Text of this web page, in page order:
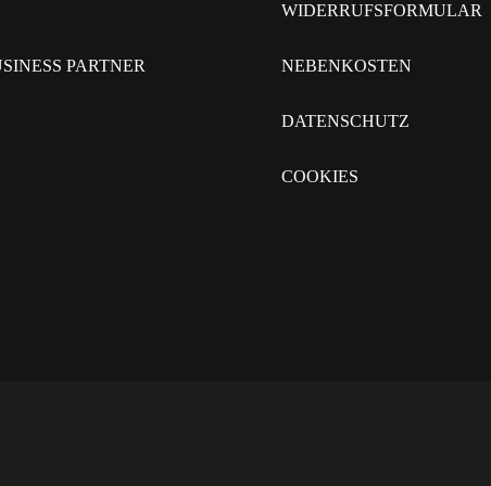
PARTNER
WIDERRUFSFORMULAR
NEBENKOSTEN
DATENSCHUTZ
COOKIES